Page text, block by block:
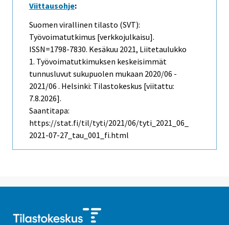
Viittausohje:
Suomen virallinen tilasto (SVT):
Työvoimatutkimus [verkkojulkaisu].
ISSN=1798-7830. Kesäkuu 2021, Liitetaulukko
1. Työvoimatutkimuksen keskeisimmät
tunnusluvut sukupuolen mukaan 2020/06 -
2021/06 . Helsinki: Tilastokeskus [viitattu:
7.8.2026].
Saantitapa:
https://stat.fi/til/tyti/2021/06/tyti_2021_06_
2021-07-27_tau_001_fi.html